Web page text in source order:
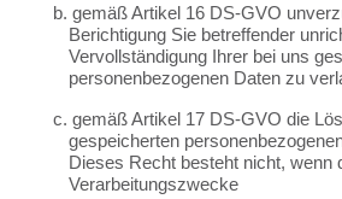
b. gemäß Artikel 16 DS-GVO
Berichtigung Sie betreffender
Vervollständigung Ihrer bei uns
personenbezogenen Daten zu
c. gemäß Artikel 17 DS-GVO die
gespeicherten
Dieses Recht besteht nicht, wenn
Verarbeitungszwecke